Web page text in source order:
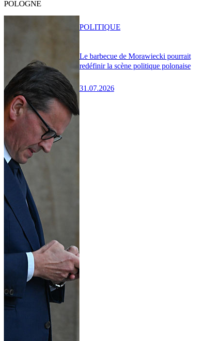
POLOGNE
Le barbecue de Morawiecki pourrait
redéfinir la scène politique polonaise
31.07.2026
POLITIQUE